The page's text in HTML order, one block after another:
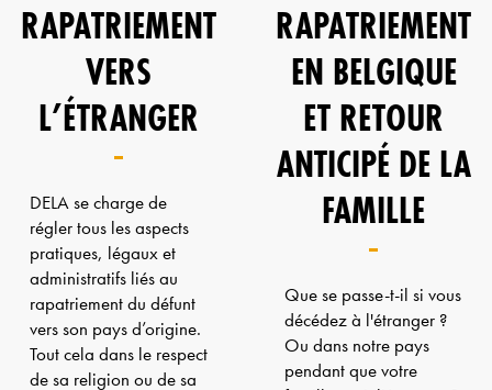
RAPATRIEMENT
VERS
L’ÉTRANGER
DELA se charge de
régler tous les aspects
pratiques, légaux et
administratifs liés au
rapatriement du défunt
vers son pays d’origine.
Tout cela dans le respect
de sa religion ou de sa
RAPATRIEMENT
EN BELGIQUE
ET RETOUR
ANTICIPÉ DE LA
FAMILLE
Que se passe-t-il si vous
décédez à l'étranger ?
Ou dans notre pays
pendant que votre